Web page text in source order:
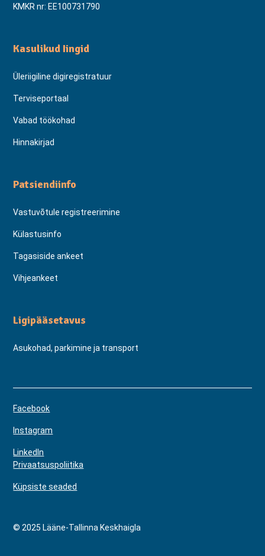
KMKR nr: EE100731790
Kasulikud Iingid
Üleriigiline digiregistratuur
Terviseportaal
Vabad töökohad
Hinnakirjad
Patsiendiinfo
Vastuvõtule registreerimine
Külastusinfo
Tagasiside ankeet
Vihjeankeet
Ligipääsetavus
Asukohad, parkimine ja transport
© 2025 Lääne-Tallinna Keskhaigla
Privaatsuspoliitika
Küpsiste seaded
Facebook
Instagram
LinkedIn